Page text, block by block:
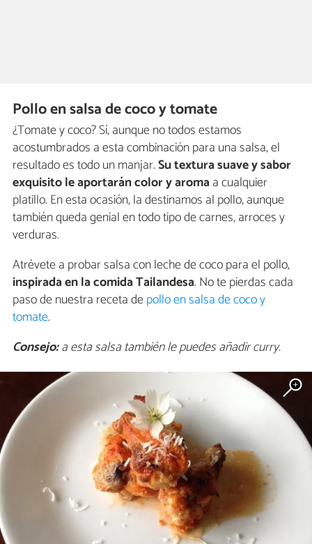
Pollo en salsa de coco y tomate
¿Tomate y coco? Sí, aunque no todos estamos
acostumbrados a esta combinación para una salsa, el
resultado es todo un manjar.Su textura suave y sabor
exquisito le aportarán color y aromaa cualquier
platillo. En esta ocasión, la destinamos al pollo, aunque
también queda genial en todo tipo de carnes, arroces y
verduras.
Atrévete a probar salsa con leche de coco para el pollo,
inspirada en la comida Tailandesa. No te pierdas cada
paso de nuestra receta depollo en salsa de coco y
tomate.
Consejo:a esta salsa también le puedes añadir curry.